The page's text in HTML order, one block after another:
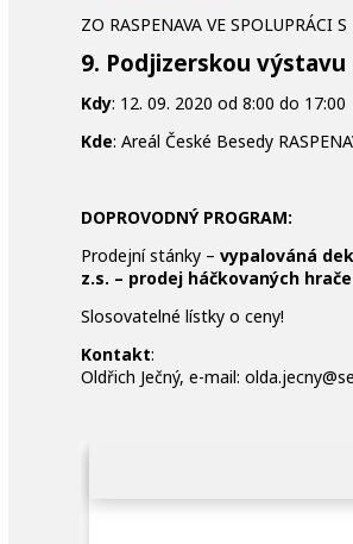
ZO RASPENAVA VE SPOLUPRÁCI
9. Podjizerskou
Kdy: 12. 09. 2020 od 8:00 do 17:00
Kde: Areál České Besedy
DOPROVODNÝ PROGRAM:
Prodejní stánky –vypalováná
z.s. – prodej háčkovaných
Slosovatelné lístky o ceny!
Kontakt:
Oldřich Ječný, e-mail: